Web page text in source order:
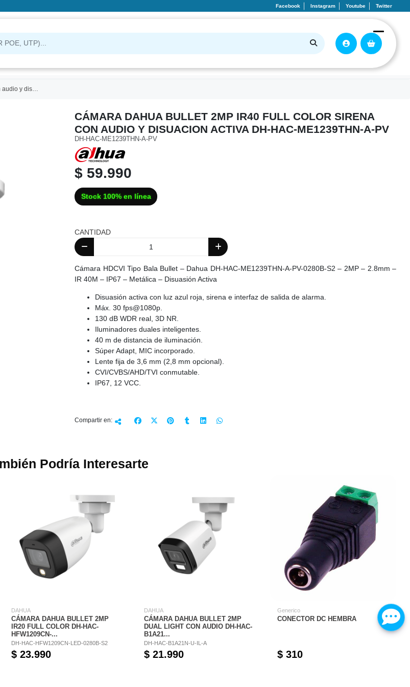
Facebook Instagram Youtube Twitter
me1239thn-a-pv
CÁMARA DAHUA BULLET 2MP IR40 FULL COLOR SIRENA
CON AUDIO Y DISUACION ACTIVA DH-HAC-ME1239THN-A-PV
DH-HAC-ME1239THN-A-PV
$ 59.990
Stock 100% en línea
CANTIDAD
Cámara HDCVI Tipo Bala Bullet – Dahua DH-HAC-ME1239THN-A-PV-0280B-S2 – 2MP – 2.8mm –
IR 40M – IP67 – Metálica – Disuasión Activa
Disuasión activa con luz azul roja, sirena e interfaz de salida de alarma.
Máx. 30 fps@1080p
130 dB WDR real, 3D NR.
Iluminadores duales inteligentes.
40 m de distancia de iluminación.
Súper Adapt, MIC incorporado.
Lente fija de 3,6 mm (2,8 mm opcional).
CVI/CVBS/AHD/TVI conmutable.
IP67, 12 VCC.
Compartir en:
Podría Interesarte
DAHUA
CÁMARA DAHUA BULLET 2MP
IR20 FULL COLOR DH-HAC-
HFW1209CN-...
DH-HAC-HFW1209CN-LED-0280B-S2
$ 23.990
DAHUA
CÁMARA DAHUA BULLET 2MP
DUAL LIGHT CON AUDIO DH-HAC-
B1A21...
DH-HAC-B1A21N-U-IL-A
$ 21.990
Generico
CONECTOR DC HEMBRA
$ 310